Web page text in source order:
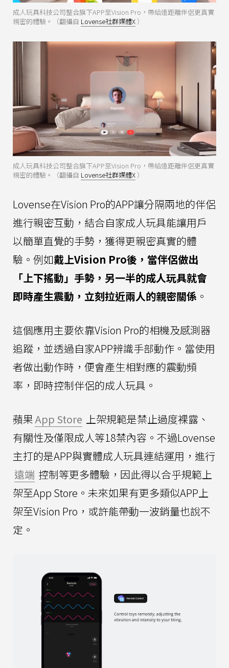
成人玩具科技公司整合旗下APP至Vision Pro，帶給遠距離伴侶更真實
親密的體驗。（翻攝自 Lovense社群媒體X ）
成人玩具科技公司整合旗下APP至Vision Pro，帶給遠距離伴侶更真實
親密的體驗。（翻攝自 Lovense社群媒體X ）
Lovense在Vision Pro的APP讓分隔兩地的伴侶
進行親密互動，結合自家成人玩具能讓用戶
以簡單直覺的手勢，獲得更親密真實的體
驗。例如戴上Vision Pro後，當伴侶做出
「上下搖動」手勢，另一半的成人玩具就會
即時產生震動，立刻拉近兩人的親密關係 。
這個應用主要依靠Vision Pro的相機及感測器
追蹤，並透過自家APP辨識手部動作。當使用
者做出動作時，便會產生相對應的震動頻
率，即時控制伴侶的成人玩具。
蘋果App Store 上架規範是禁止過度裸露、
有關性及僅限成人等18禁內容。不過Lovense
主打的是APP與實體成人玩具連結運用，進行
遠端 控制等更多體驗，因此得以合乎規範上
架至App Store。未來如果有更多類似APP上
架至Vision Pro，或許能帶動一波銷量也說不
定。